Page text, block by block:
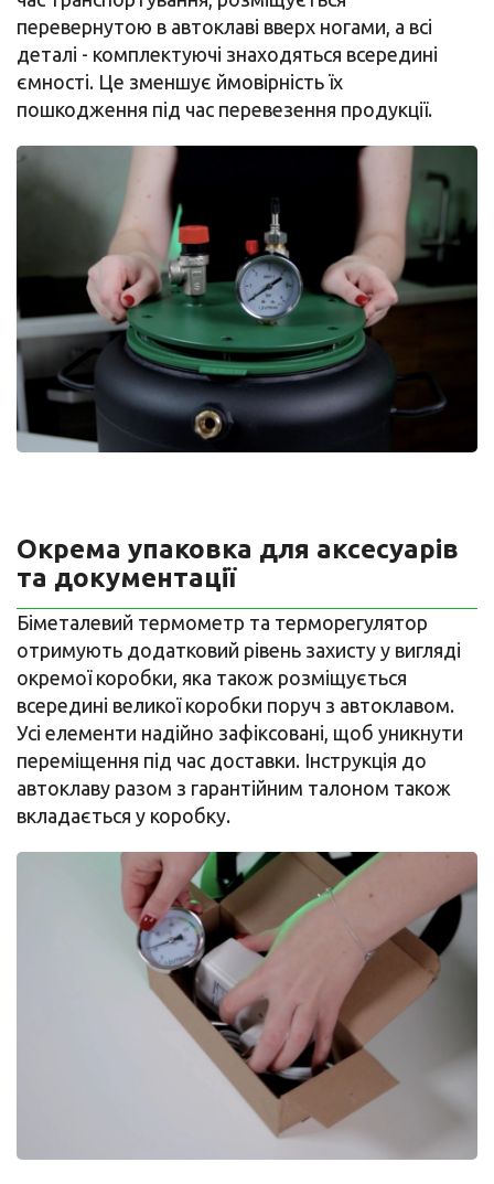
перевернутою в автоклаві вверх ногами, а всі
деталі - комплектуючі знаходяться всередині
ємності. Це зменшує ймовірність їх
пошкодження під час перевезення продукції.
Окрема упаковка для аксесуарів
та документації
Біметалевий термометр та терморегулятор
отримують додатковий рівень захисту у вигляді
окремої коробки, яка також розміщується
всередині великої коробки поруч з автоклавом.
Усі елементи надійно зафіксовані, щоб уникнути
переміщення під час доставки. Інструкція до
автоклаву разом з гарантійним талоном також
вкладається у коробку.